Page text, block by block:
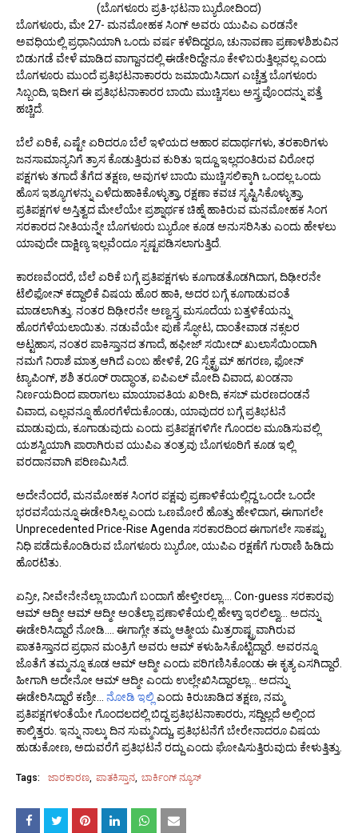
(ಬೊಗಳೂರು ಪ್ರತಿ-ಭಟನಾ ಬ್ಯುರೋದಿಂದ)
ಬೊಗಳೂರು, ಮೇ 27- ಮನಮೋಹಕ ಸಿಂಗ್ ಅವರು ಯುಪಿಎ ಎರಡನೇ
ಅವಧಿಯಲ್ಲಿ ಪ್ರಧಾನಿಯಾಗಿ ಒಂದು ವರ್ಷ ಕಳೆದಿದ್ದರೂ, ಚುನಾವಣಾ ಪ್ರಣಾಳಶಿಶುವಿನ
ಬಿಡುಗಡೆ ವೇಳೆ ಮಾಡಿದ ವಾಗ್ದಾನದಲ್ಲಿ ಈಡೇರಿದ್ದೇನೂ ಕೇಳಿಬರುತ್ತಿಲ್ಲವಲ್ಲ ಎಂದು
ಬೊಗಳೂರು ಮುಂದೆ ಪ್ರತಿಭಟನಾಕಾರರು ಜಮಾಯಿಸಿದಾಗ ಎಚ್ಚೆತ್ತ ಬೊಗಳೂರು
ಸಿಬ್ಬಂದಿ, ಇದೀಗ ಈ ಪ್ರತಿಭಟನಾಕಾರರ ಬಾಯಿ ಮುಚ್ಚಿಸಲು ಅಸ್ತ್ರವೊಂದನ್ನು ಪತ್ತೆ
ಹಚ್ಚಿದೆ.
ಬೆಲೆ ಏರಿಕೆ, ಎಷ್ಟೇ ಏರಿದರೂ ಬೆಲೆ ಇಳಿಯದ ಆಹಾರ ಪದಾರ್ಥಗಳು, ತರಕಾರಿಗಳು
ಜನಸಾಮಾನ್ಯನಿಗೆ ತ್ರಾಸ ಕೊಡುತ್ತಿರುವ ಕುರಿತು ಇದ್ದೂ ಇಲ್ಲದಂತಿರುವ ವಿರೋಧ
ಪಕ್ಷಗಳು ತಗಾದೆ ತೆಗೆದ ತಕ್ಷಣ, ಅವುಗಳ ಬಾಯಿ ಮುಚ್ಚಿಸಲಿಕ್ಕಾಗಿ ಒಂದಲ್ಲ ಒಂದು
ಹೊಸ ಇಶ್ಯೂಗಳನ್ನು ಎಳೆದುಹಾಕಿಕೊಳ್ಳುತ್ತಾ, ರಕ್ಷಣಾ ಕವಚ ಸೃಷ್ಟಿಸಿಕೊಳ್ಳುತ್ತಾ,
ಪ್ರತಿಪಕ್ಷಗಳ ಅಸ್ತಿತ್ವದ ಮೇಲೆಯೇ ಪ್ರಶ್ನಾರ್ಥಕ ಚಿಹ್ನೆ ಹಾಕಿರುವ ಮನಮೋಹಕ ಸಿಂಗ
ಸರಕಾರದ ನೀತಿಯನ್ನೇ ಬೊಗಳೂರು ಬ್ಯುರೋ ಕೂಡ ಅನುಸರಿಸಿತು ಎಂದು ಹೇಳಲು
ಯಾವುದೇ ದಾಕ್ಷಿಣ್ಯ ಇಲ್ಲವೆಂದೂ ಸ್ಪಷ್ಟಪಡಿಸಲಾಗುತ್ತಿದೆ.
ಕಾರಣವೆಂದರೆ, ಬೆಲೆ ಏರಿಕೆ ಬಗ್ಗೆ ಪ್ರತಿಪಕ್ಷಗಳು ಕೂಗಾಡತೊಡಗಿದಾಗ, ದಿಢೀರನೇ
ಟೆಲಿಫೋನ್ ಕದ್ದಾಲಿಕೆ ವಿಷಯ ಹೊರ ಹಾಕಿ, ಅದರ ಬಗ್ಗೆ ಕೂಗಾಡುವಂತೆ
ಮಾಡಲಾಗಿತ್ತು. ನಂತರ ದಿಢೀರನೇ ಅಣ್ವಸ್ತ್ರ ಮಸೂದೆಯ ಬತ್ತಳಿಕೆಯನ್ನು
ಹೊರಗೆಳೆಯಲಾಯಿತು. ನಡುವೆಯೇ ಪುಣೆ ಸ್ಫೋಟ, ದಾಂತೇವಾಡ ನಕ್ಸಲರ
ಅಟ್ಟಹಾಸ, ನಂತರ ಪಾಕಿಸ್ತಾನದ ತಗಾದೆ, ಹಫೀಜ್ ಸಯೀದ್ ಖುಲಾಸೆಯಿಂದಾಗಿ
ನಮಗೆ ನಿರಾಶೆ ಮಾತ್ರ ಆಗಿದೆ ಎಂಬ ಹೇಳಿಕೆ, 2G ಸ್ಪೆಕ್ಟ್ರಮ್ ಹಗರಣ, ಫೋನ್
ಟ್ಯಾಪಿಂಗ್, ಶಶಿ ತರೂರ್ ರಾದ್ಧಾಂತ, ಐಪಿಎಲ್ ಮೋದಿ ವಿವಾದ, ಖಂಡನಾ
ನಿರ್ಣಯದಿಂದ ಪಾರಾಗಲು ಮಾಯಾವತಿಯ ಖರೀದಿ, ಕಸಬ್ ಮರಣದಂಡನೆ
ವಿವಾದ, ಎಲ್ಲವನ್ನೂ ಹೊರಗೆಳೆದುಕೊಂಡು, ಯಾವುದರ ಬಗ್ಗೆ ಪ್ರತಿಭಟನೆ
ಮಾಡುವುದು, ಕೂಗಾಡುವುದು ಎಂದು ಪ್ರತಿಪಕ್ಷಗಳಿಗೇ ಗೊಂದಲ ಮೂಡಿಸುವಲ್ಲಿ
ಯಶಸ್ವಿಯಾಗಿ ಪಾರಾಗಿರುವ ಯುಪಿಎ ತಂತ್ರವು ಬೊಗಳೂರಿಗೆ ಕೂಡ ಇಲ್ಲಿ
ವರದಾನವಾಗಿ ಪರಿಣಮಿಸಿದೆ.
ಅದೇನೆಂದರೆ, ಮನಮೋಹಕ ಸಿಂಗರ ಪಕ್ಷವು ಪ್ರಣಾಳಿಕೆಯಲ್ಲಿದ್ದ ಒಂದೇ ಒಂದೇ
ಭರವಸೆಯನ್ನೂ ಈಡೇರಿಸಿಲ್ಲ ಎಂದು ಒಣಮೋರೆ ಹೊತ್ತು ಹೇಳಿದಾಗ, ಈಗಾಗಲೇ
Unprecedented Price-Rise Agenda ಸರಕಾರದಿಂದ ಈಗಾಗಲೇ ಸಾಕಷ್ಟು
ನಿಧಿ ಪಡೆದುಕೊಂಡಿರುವ ಬೊಗಳೂರು ಬ್ಯುರೋ, ಯುಪಿಎ ರಕ್ಷಣೆಗೆ ಗುರಾಣಿ ಹಿಡಿದು
ಹೊರಟಿತು.
ಏನ್ರೀ, ನೀವೇನೇನೆಲ್ಲಾ ಬಾಯಿಗೆ ಬಂದಾಗೆ ಹೇಳ್ತೀರಲ್ಲಾ.... Con-guess ಸರಕಾರವು
ಆಮ್ ಆದ್ಮೀ ಆಮ್ ಆದ್ಮೀ ಅಂತೆಲ್ಲಾ ಪ್ರಣಾಳಿಕೆಯಲ್ಲಿ ಹೇಳ್ತಾ ಇರಲಿಲ್ವಾ... ಅದನ್ನು
ಈಡೇರಿಸಿದ್ದಾರೆ ನೋಡಿ.... ಈಗಾಗ್ಲೇ ತಮ್ಮ ಆತ್ಮೀಯ ಮಿತ್ರರಾಷ್ಟ್ರವಾಗಿರುವ
ಪಾತಕಿಸ್ತಾನದ ಪ್ರಧಾನ ಮಂತ್ರಿಗೆ ಅವರು ಆಮ್ ಕಳುಹಿಸಿಕೊಟ್ಟಿದ್ದಾರೆ. ಅವರನ್ನೂ
ಜೊತೆಗೆ ತಮ್ಮನ್ನೂ ಕೂಡ ಆಮ್ ಆದ್ಮೀ ಎಂದು ಪರಿಗಣಿಸಿಕೊಂಡು ಈ ಕೃತ್ಯ ಎಸಗಿದ್ದಾರೆ.
ಹೀಗಾಗಿ ಅದೇನೋ ಆಮ್ ಆದ್ಮೀ ಎಂದು ಉಲ್ಲೇಖಿಸಿದ್ದಾರಲ್ಲಾ... ಅದನ್ನು
ಈಡೇರಿಸಿದ್ದಾರೆ ಕಣ್ರೀ... ನೋಡಿ ಇಲ್ಲಿ ಎಂದು ಕಿರುಚಾಡಿದ ತಕ್ಷಣ, ನಮ್ಮ
ಪ್ರತಿಪಕ್ಷಗಳಂತೆಯೇ ಗೊಂದಲದಲ್ಲಿ ಬಿದ್ದ ಪ್ರತಿಭಟನಾಕಾರರು, ಸದ್ದಿಲ್ಲದೆ ಅಲ್ಲಿಂದ
ಕಾಲ್ಕಿತ್ತರು. ಇನ್ನು ನಾಲ್ಕು ದಿನ ಸುಮ್ಮನಿದ್ದು, ಪ್ರತಿಭಟನೆಗೆ ಬೇರೇನಾದರೂ ವಿಷಯ
ಹುಡುಕೋಣ, ಅದುವರೆಗೆ ಪ್ರತಿಭಟನೆ ರದ್ದು ಎಂದು ಘೋಷಿಸುತ್ತಿರುವುದು ಕೇಳುತ್ತಿತ್ತು.
Tags: ಜಾರಕಾರಣ ಪಾತಕಿಸ್ತಾನ ಬಾರ್ಕಿಂಗ್ ನ್ಯೂಸ್